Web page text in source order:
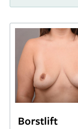
Borstlift